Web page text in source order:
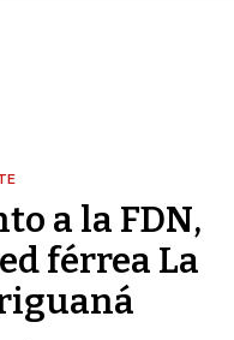
a la FDN,
férrea La